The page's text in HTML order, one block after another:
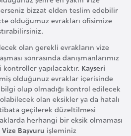
bizzat elden teslim edebilir
olduğumuz evrakları ofisimize
olan gerekli evrakların vize
sonrasında danışmanlarımız
yapılacaktır. Kayseri
olduğunuz evraklar içerisinde
olup olmadığı kontrol edilecek
olan eksikler ya da hatalı
geçilerek düzeltilmesi
herhangi bir eksik olmaması
Başvuru işleminiz